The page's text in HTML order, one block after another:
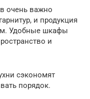
очень важно
и продукция
Удобные шкафы
и
сэкономят
порядок.